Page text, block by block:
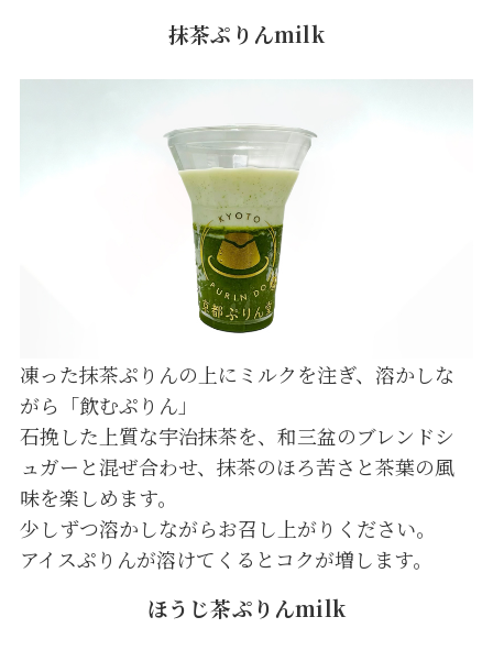
抹茶ぷりんmilk
凍った抹茶ぷりんの上にミルクを注ぎ、溶かしな
がら「飲むぷりん」
石挽した上質な宇治抹茶を、和三盆のブレンドシ
ュガーと混ぜ合わせ、抹茶のほろ苦さと茶葉の風
味を楽しめます。
少しずつ溶かしながらお召し上がりください。
アイスぷりんが溶けてくるとコクが増します。
ほうじ茶ぷりんmilk